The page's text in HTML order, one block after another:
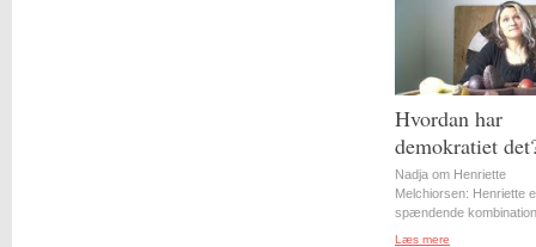
Hvordan har
demokratiet
Nadja om Henriette
Melchiorsen: Henriette
spændende
Læs mere